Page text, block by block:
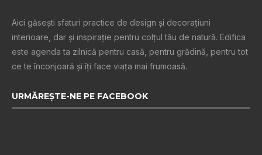
Aici găsești sfaturi practice de design şi decoraţiuni
interioare, dar și inspiraţie pentru colţul tău de natură. Edifica
este agenda ta zilnică pentru casă, pentru grădină, pentru tot
ce te înconjoară şi îţi face viaţa mai frumoasă.
URMĂREȘTE-NE PE FACEBOOK